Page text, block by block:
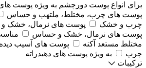
برای انواع پوست دورچشم به ویژه پوست
پوست های چرب، مختلط، ملتهب و حساس
چرب و خشک
پوست های نرمال، خشک و
پوست های نرمال، خشک و حساس
مختلط مستعد آکنه
پوست های آسیب دیده
چرب
به ویژه پوست های دهیدراته
ترکیبات